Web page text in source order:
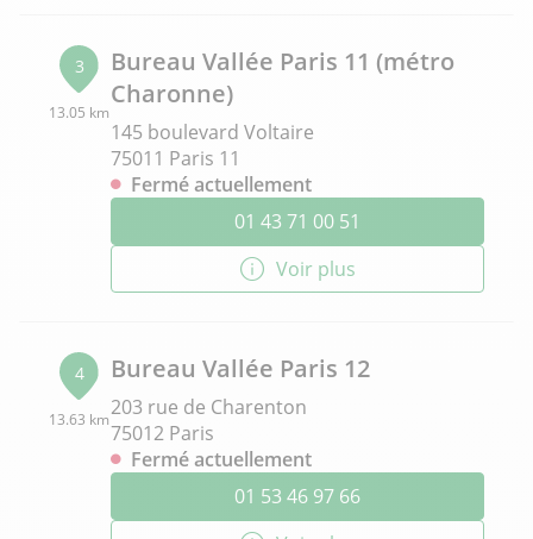
3
13.05 km
Bureau Vallée Paris 11 (métro
Charonne)
145 boulevard Voltaire
75011 Paris 11
Fermé actuellement
01 43 71 00 51
Voir plus
4
13.63 km
Bureau Vallée Paris 12
203 rue de Charenton
75012 Paris
Fermé actuellement
01 53 46 97 66